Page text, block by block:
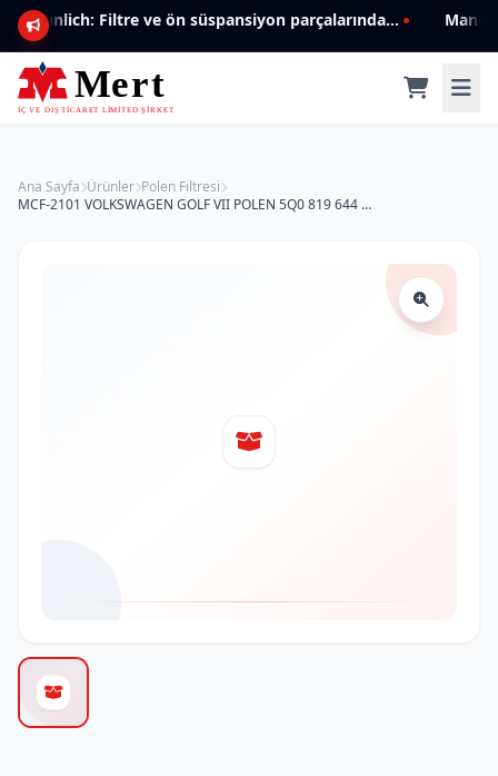
Mannlich: Filtre ve ön süspansiyon parçalarında genişleyen ürün yelpazesiyle kalite ve güven.
Ana Sayfa Ürünler Polen Filtresi
MCF-2101 VOLKSWAGEN GOLF VII POLEN 5Q0 819 644 Polen Filtresi